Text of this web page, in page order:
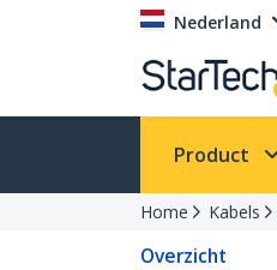
Nederland
Product
Home Kabels
Overzicht